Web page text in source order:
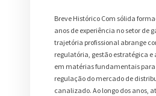
Breve Histórico Com sólida
anos de experiência no setor de
trajetória profissional abrange
regulatória, gestão estratégica
em matérias fundamentais para
regulação do mercado de
canalizado. Ao longo dos anos,